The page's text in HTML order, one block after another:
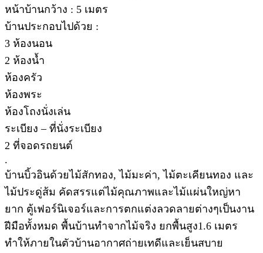
หน้าบ้านกว้าง : 5 เมตร
บ้านประกอบไปด้วย :
3 ห้องนอน
2 ห้องน้ำ
ห้องครัว
ห้องพระ
ห้องโถงนั่งเล่น
ระเบียง – ที่นั่งระเบียง
2 ที่จอดรถยนต์
.
บ้านบิ้วอินด้วยไม้สักทอง, ไม้มะค่า, ไม้ตะเคียนทอง และ
ไม้ประดู่ส้ม คัดสรรแต่ไม้คุณภาพและไม้แผ่นใหญ่หา
ยาก ตู้เฟอร์นิเจอร์และการตกแต่งลวดลายต่างๆเป็นงาน
ฝีมือทั้งหมด พื้นบ้านทำจากไม้จริง ยกพื้นสูง1.6 เมตร
ทำให้ภายในตัวบ้านอากาศถ่ายเทดีและเย็นสบาย